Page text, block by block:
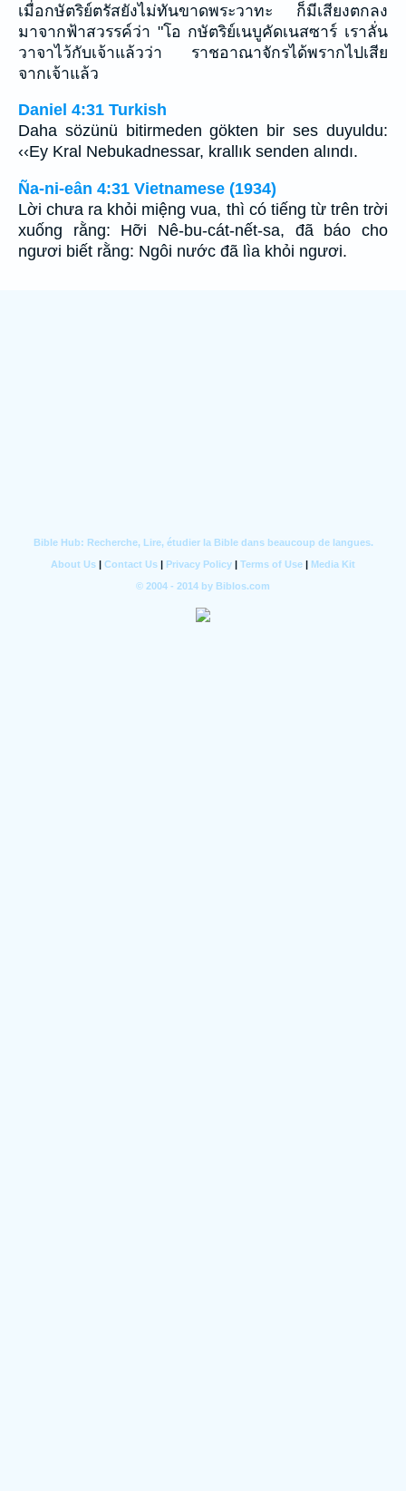
เมื่อกษัตริย์ตรัสยังไม่ทันขาดพระวาทะ ก็มีเสียงตกลง
มาจากฟ้าสวรรค์ว่า "โอ กษัตริย์เนบูคัดเนสซาร์ เราลั่น
วาจาไว้กับเจ้าแล้วว่า ราชอาณาจักรได้พรากไปเสีย
จากเจ้าแล้ว
Daniel 4:31 Turkish
Daha sözünü bitirmeden gökten bir ses duyuldu:
‹‹Ey Kral Nebukadnessar, krallık senden alındı.
Ña-ni-eân 4:31 Vietnamese (1934)
Lời chưa ra khỏi miệng vua, thì có tiếng từ trên trời
xuống rằng: Hỡi Nê-bu-cát-nết-sa, đã báo cho
ngươi biết rằng: Ngôi nước đã lìa khỏi ngươi.